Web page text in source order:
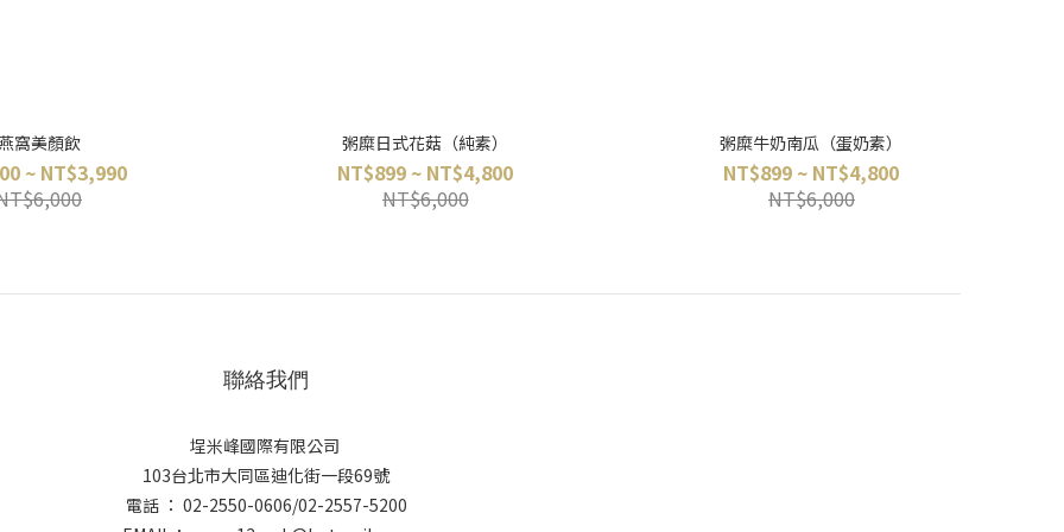
窩美顏飲
~ NT$3,990
粥糜日式花菇（純素）
NT$899 ~ NT$4,800
NT$6,000
粥糜牛奶南瓜（蛋奶素）
NT$899 ~ NT$4,800
NT$6,000
聯絡我們
埕米峰國際有限公司
103台北市大同區迪化街一段69號
電話 ： 02-2550-0606/02-2557-5200